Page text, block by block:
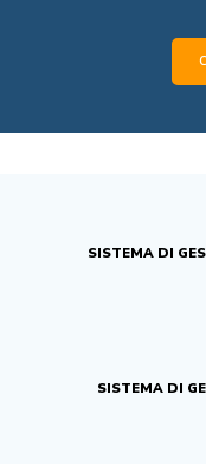
SISTEMA DI
SISTEMA DI